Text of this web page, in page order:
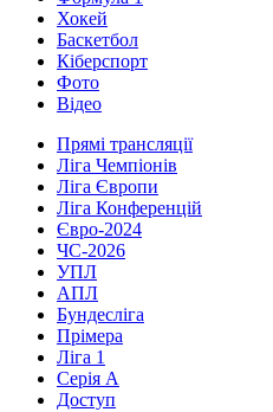
Хокей
Баскетбол
Кіберспорт
Фото
Відео
Прямі трансляції
Ліга Чемпіонів
Ліга Європи
Ліга Конференцій
Євро-2024
ЧС-2026
УПЛ
АПЛ
Бундесліга
Прімера
Ліга 1
Серія А
Доступ